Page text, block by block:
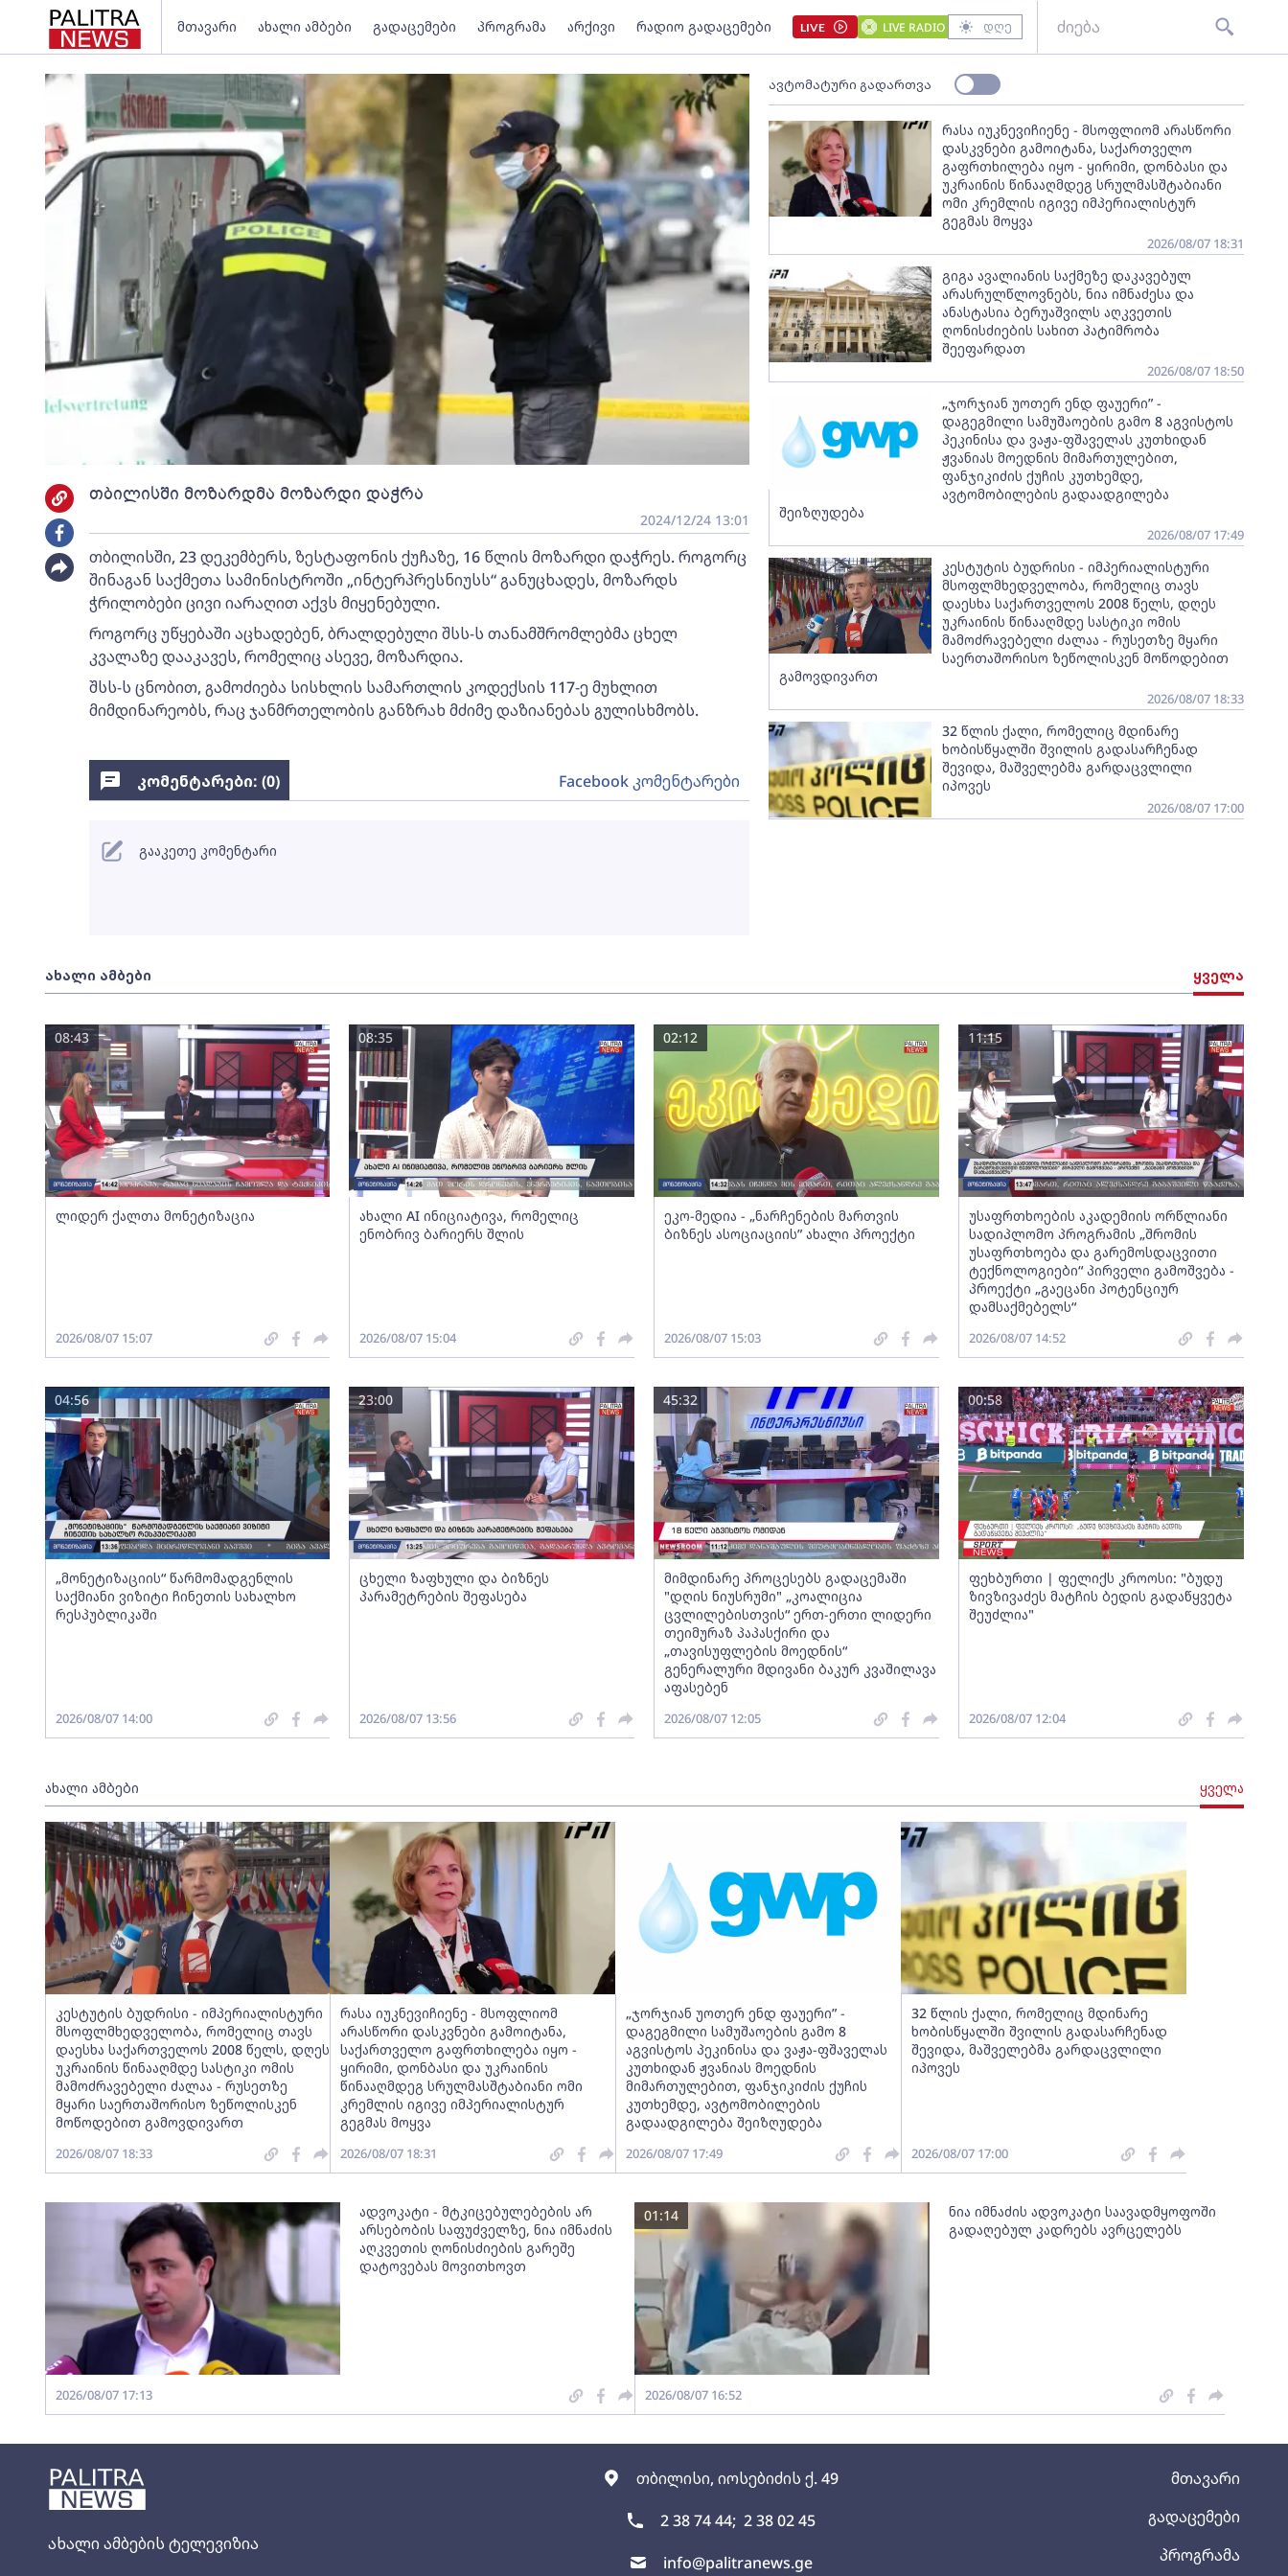
მთავარი ახალი ამბები გადაცემები პროგრამა არქივი რადიო გადაცემები LIVE LIVE RADIO დღე
ახალი ამბების ტელევიზია
თბილისი, იოსებიძის ქ. 49
2 38 74 44; 2 38 02 45
info@palitranews.ge
მთავარი
გადაცემები
პროგრამა
თბილისში მოზარდმა მოზარდი დაჭრა
2024/12/24 13:01
თბილისში, 23 დეკემბერს, ზესტაფონის ქუჩაზე, 16 წლის მოზარდი დაჭრეს. როგორც
შინაგან საქმეთა სამინისტროში „ინტერპრესნიუსს“ განუცხადეს, მოზარდს
ჭრილობები ცივი იარაღით აქვს მიყენებული.
როგორც უწყებაში აცხადებენ, ბრალდებული შსს-ს თანამშრომლებმა ცხელ
კვალაზე დააკავეს, რომელიც ასევე, მოზარდია.
შსს-ს ცნობით, გამოძიება სისხლის სამართლის კოდექსის 117-ე მუხლით
მიმდინარეობს, რაც ჯანმრთელობის განზრახ მძიმე დაზიანებას გულისხმობს.
ავტომატური გადართვა
რასა იუკნევიჩიენე - მსოფლიომ არასწორი
დასკვნები გამოიტანა, საქართველო
გაფრთხილება იყო - ყირიმი, დონბასი და
უკრაინის წინააღმდეგ სრულმასშტაბიანი
ომი კრემლის იგივე იმპერიალისტურ
გეგმას მოყვა
2026/08/07 18:31
გიგა ავალიანის საქმეზე დაკავებულ
არასრულწლოვნებს, ნია იმნაძესა და
ანასტასია ბერუაშვილს აღკვეთის
ღონისძიების სახით პატიმრობა
შეეფარდათ
2026/08/07 18:50
„ჯორჯიან უოთერ ენდ ფაუერი” -
დაგეგმილი სამუშაოების გამო 8 აგვისტოს
პეკინისა და ვაჟა-ფშაველას კუთხიდან
ჟვანიას მოედნის მიმართულებით,
ფანჯიკიძის ქუჩის კუთხემდე,
ავტომობილების გადაადგილება
შეიზღუდება
2026/08/07 17:49
კესტუტის ბუდრისი - იმპერიალისტური
მსოფლმხედველობა, რომელიც თავს
დაესხა საქართველოს 2008 წელს, დღეს
უკრაინის წინააღმდე სასტიკი ომის
მამოძრავებელი ძალაა - რუსეთზე მყარი
საერთაშორისო ზეწოლისკენ მოწოდებით
გამოვდივართ
2026/08/07 18:33
32 წლის ქალი, რომელიც მდინარე
ხობისწყალში შვილის გადასარჩენად
შევიდა, მაშველებმა გარდაცვლილი
იპოვეს
2026/08/07 17:00
ახალი ამბები ყველა
ლიდერ ქალთა მონეტიზაცია
08:43
2026/08/07 15:07
ახალი AI ინიციატივა, რომელიც
ენობრივ ბარიერს შლის
08:35
2026/08/07 15:04
ეკო-მედია - „ნარჩენების მართვის
ბიზნეს ასოციაციის” ახალი პროექტი
02:12
2026/08/07 15:03
უსაფრთხოების აკადემიის ორწლიანი
სადიპლომო პროგრამის „შრომის
უსაფრთხოება და გარემოსდაცვითი
ტექნოლოგიები“ პირველი გამოშვება -
პროექტი „გაეცანი პოტენციურ
დამსაქმებელს“
11:15
2026/08/07 14:52
„მონეტიზაციის“ წარმომადგენლის
საქმიანი ვიზიტი ჩინეთის სახალხო
რესპუბლიკაში
04:56
2026/08/07 14:00
ცხელი ზაფხული და ბიზნეს
პარამეტრების შეფასება
23:00
2026/08/07 13:56
მიმდინარე პროცესებს გადაცემაში
"დღის ნიუსრუმი" „კოალიცია
ცვლილებისთვის“ ერთ-ერთი ლიდერი
თეიმურაზ პაპასქირი და
„თავისუფლების მოედნის“
გენერალური მდივანი ბაკურ კვაშილავა
აფასებენ
45:32
2026/08/07 12:05
ფეხბურთი | ფელიქს კროოსი: "ბუდუ
ზივზივაძეს მატჩის ბედის გადაწყვეტა
შეუძლია"
00:58
2026/08/07 12:04
ახალი ამბები ყველა
კესტუტის ბუდრისი - იმპერიალისტური
მსოფლმხედველობა, რომელიც თავს
დაესხა საქართველოს 2008 წელს, დღეს
უკრაინის წინააღმდე სასტიკი ომის
მამოძრავებელი ძალაა - რუსეთზე
მყარი საერთაშორისო ზეწოლისკენ
მოწოდებით გამოვდივართ
2026/08/07 18:33
რასა იუკნევიჩიენე - მსოფლიომ
არასწორი დასკვნები გამოიტანა,
საქართველო გაფრთხილება იყო -
ყირიმი, დონბასი და უკრაინის
წინააღმდეგ სრულმასშტაბიანი ომი
კრემლის იგივე იმპერიალისტურ
გეგმას მოყვა
2026/08/07 18:31
„ჯორჯიან უოთერ ენდ ფაუერი” -
დაგეგმილი სამუშაოების გამო 8
აგვისტოს პეკინისა და ვაჟა-ფშაველას
კუთხიდან ჟვანიას მოედნის
მიმართულებით, ფანჯიკიძის ქუჩის
კუთხემდე, ავტომობილების
გადაადგილება შეიზღუდება
2026/08/07 17:49
32 წლის ქალი, რომელიც მდინარე
ხობისწყალში შვილის გადასარჩენად
შევიდა, მაშველებმა გარდაცვლილი
იპოვეს
2026/08/07 17:00
ადვოკატი - მტკიცებულებების არ
არსებობის საფუძველზე, ნია იმნაძის
აღკვეთის ღონისძიების გარეშე
დატოვებას მოვითხოვთ
2026/08/07 17:13
ნია იმნაძის ადვოკატი საავადმყოფოში
გადაღებულ კადრებს ავრცელებს
01:14
2026/08/07 16:52
კომენტარები: (0) Facebook კომენტარები
გააკეთე კომენტარი